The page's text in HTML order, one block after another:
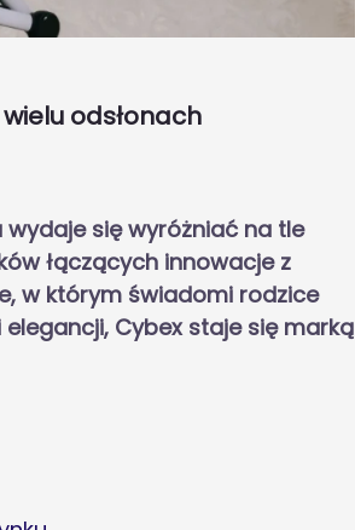
odsłonach
się wyróżniać na tle
łączących innowacje z
w którym świadomi rodzice
Cybex staje się marką